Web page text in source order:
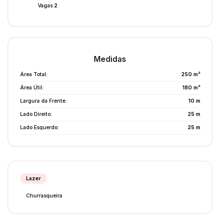
Vagas:2
Medidas
Área Total: 250 m²
Área Útil: 180 m²
Largura da Frente: 10 m
Lado Direito: 25 m
Lado Esquerdo: 25 m
Lazer
Churrasqueira